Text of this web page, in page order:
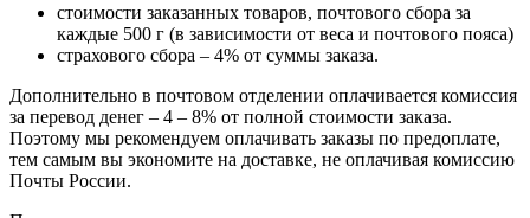
стоимости заказанных товаров, почтового сбора за
каждые 500 г (в зависимости от веса и почтового пояса)
страхового сбора – 4% от суммы заказа.
Дополнительно в почтовом отделении оплачивается комиссия
за перевод денег – 4 – 8% от полной стоимости заказа.
Поэтому мы рекомендуем оплачивать заказы по предоплате,
тем самым вы экономите на доставке, не оплачивая комиссию
Почты России.